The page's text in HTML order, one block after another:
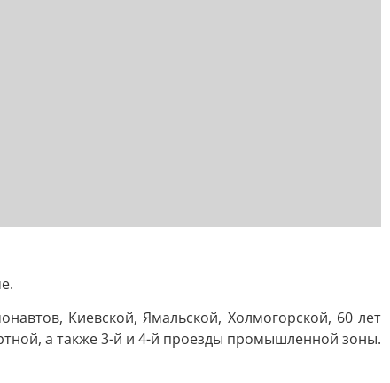
Киевской, Ямальской, Холмогорской, 60 лет
а также 3-й и 4-й проезды промышленной зоны.